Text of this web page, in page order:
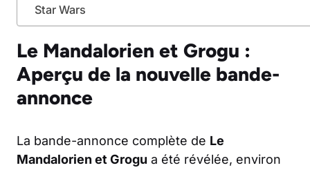
Star Wars
Le Mandalorien et Grogu :
Aperçu de la nouvelle bande-
annonce
La bande-annonce complète de Le
Mandalorien et Grogu a été révélée, environ